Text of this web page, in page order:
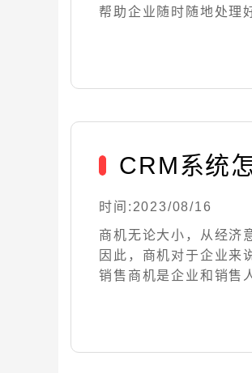
帮助企业随时随地处理
CRM系统
时间:2023/08/16
商机无论大小，从经济
因此，商机对于企业来
销售商机是企业和销售